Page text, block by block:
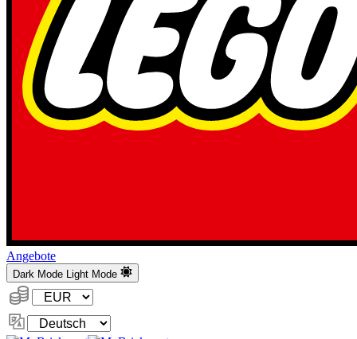
Angebote
Dark Mode Light Mode
Währung:
Sprache
ändern